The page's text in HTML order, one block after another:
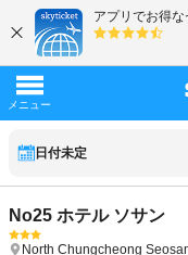
日付未定
No25 ホテル ソサン
North Chungcheong